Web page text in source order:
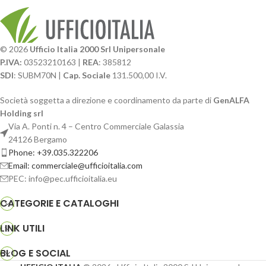
© 2026 Ufficio Italia 2000 Srl Unipersonale
P.IVA: 03523210163 | REA: 385812
SDI: SUBM70N | Cap. Sociale 131.500,00 I.V.
Società soggetta a direzione e coordinamento da parte di GenALFA
Holding srl
Via A. Ponti n. 4 – Centro Commerciale Galassia
24126 Bergamo
Phone: +39.035.322206
Email: commerciale@ufficioitalia.com
PEC: info@pec.ufficioitalia.eu
CATEGORIE E CATALOGHI
LINK UTILI
BLOG E SOCIAL